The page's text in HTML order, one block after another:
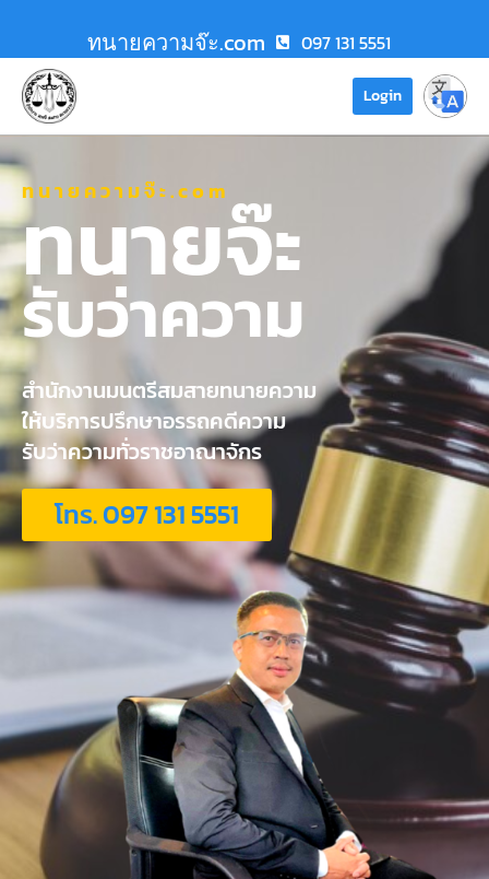
ทนายความจ๊ะ.com 097 131 5551
Login
ทนายความจ๊ะ.com
ทนายจ๊ะ
รับว่าความ
สำนักงานมนตรีสมสายทนายความ
ให้บริการปรึกษาอรรถคดีความ
รับว่าความทั่วราชอาณาจักร
โทร. 097 131 5551